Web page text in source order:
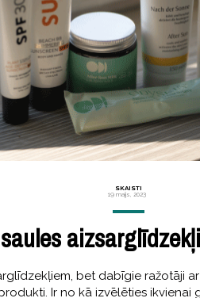
SKAISTI
19 maijs, 2023
bet dabīgie ražotāji
Ir no kā izvēlēties ikvienai